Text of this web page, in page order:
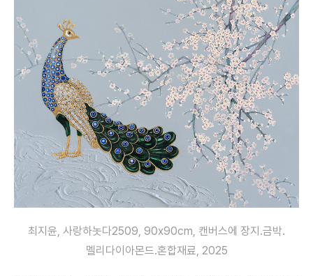
최지윤, 사랑하놋다2509, 90x90cm, 캔버스에 장지.금박.
멜리다이아몬드.혼합재료, 2025